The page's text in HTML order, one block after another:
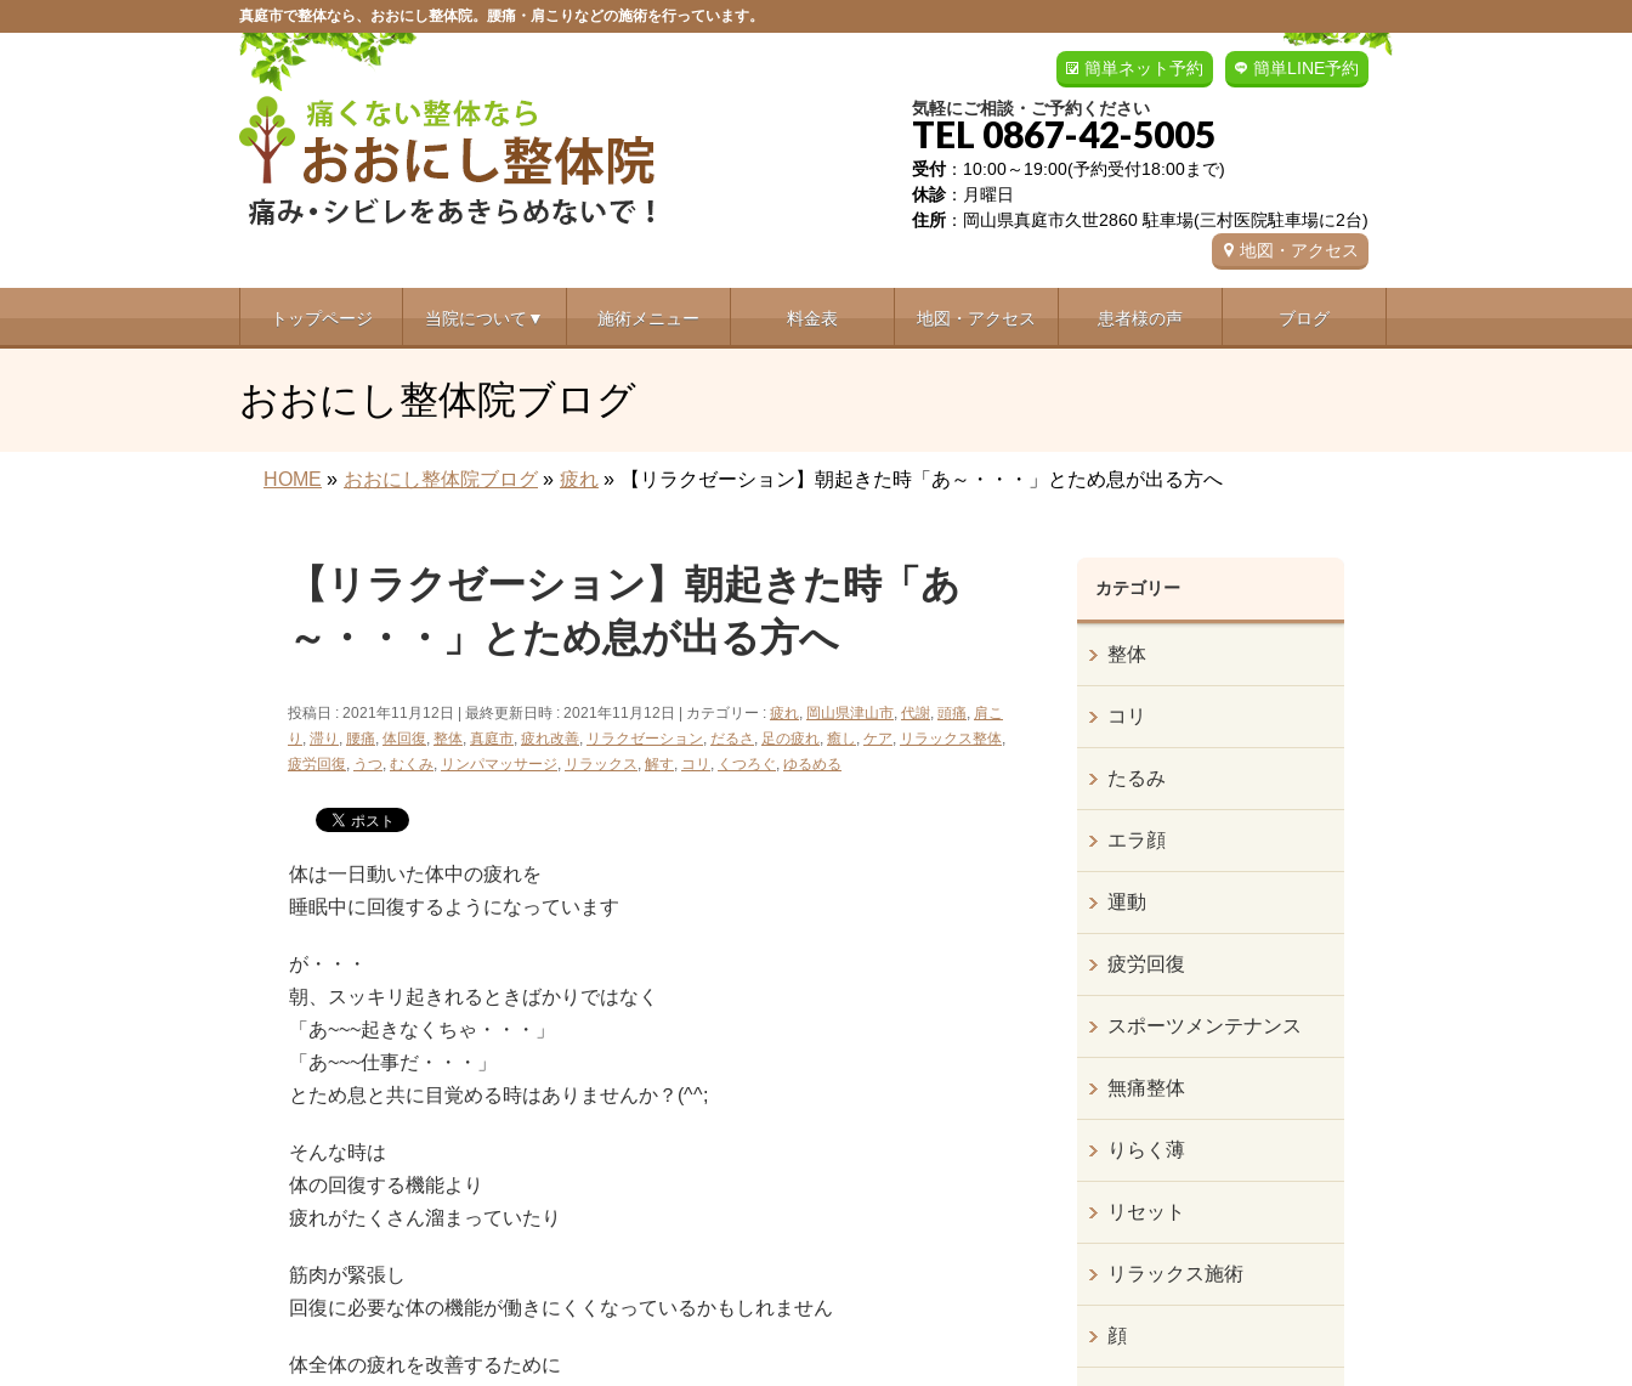
真庭市で整体なら、おおにし整体院。腰痛・肩こりなどの施術を行っています。
簡単LINE予約
簡単ネット予約
気軽にご相談・ご予約ください
TEL 0867-42-5005
受付：10:00～19:00(予約受付18:00まで)
休診：月曜日
住所 ：岡山県真庭市久世2860 駐車場(三村医院駐車場に2台)
地図・アクセス
トップページ 当院について▼ 施術メニュー 料金表 地図・アクセス 患者様の声 ブログ
おおにし整体院ブログ
HOME » おおにし整体院ブログ » 疲れ » 【リラクゼーション】朝起きた時「あ～・・・」とため息が出る方へ
【リラクゼーション】朝起きた時「あ
～・・・」とため息が出る方へ
投稿日 : 2021年11月12日 最終更新日時 : 2021年11月12日 カテゴリー : 疲れ, 岡山県津山市, 代謝, 頭痛, 肩こ
り , 滞り , 腰痛, 体回復, 整体, 真庭市, 疲れ改善, リラクゼーション, だるさ , 足の疲れ, 癒し , ケア, リラックス整体,
疲労回復, うつ, むくみ, リンパマッサージ, リラックス, 解す, コリ , くつろぐ, ゆるめる
体は一日動いた体中の疲れを
睡眠中に回復するようになっています
が・・・
朝、スッキリ起きれるときばかりではなく
「あ~~~起きなくちゃ・・・」
「あ~~~仕事だ・・・」
とため息と共に目覚める時はありませんか？(^^;
そんな時は
体の回復する機能より
疲れがたくさん溜まっていたり
筋肉が緊張し
回復に必要な体の機能が働きにくくなっているかもしれません
体全体の疲れを改善するために
カテゴリー
整体
コリ
たるみ
エラ顔
運動
疲労回復
スポーツメンテナンス
無痛整体
りらく薄
リセット
リラックス施術
顔